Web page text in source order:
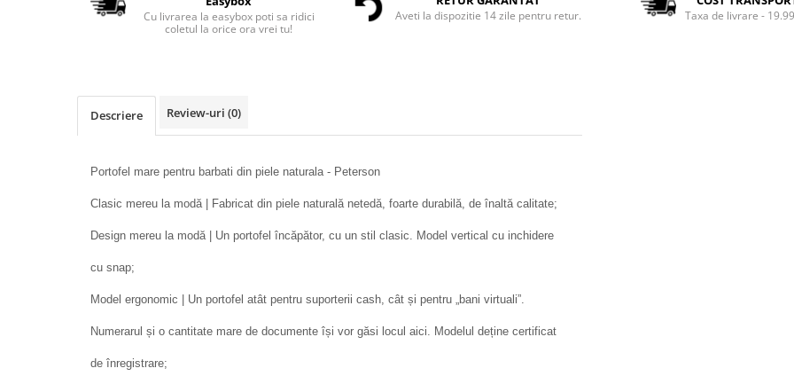
Cu livrarea la easybox poti sa ridici
coletul la orice ora vrei tu!
Aveti la dispozitie 14 zile pentru retur. Taxa de livrare -
Descriere Review-uri (0)
Portofel mare pentru barbati din piele naturala - Peterson
Clasic mereu la modă | Fabricat din piele naturală netedă, foarte durabilă, de înaltă calitate;
Design mereu la modă | Un portofel încăpător, cu un stil clasic. Model vertical cu inchidere
cu snap;
Model ergonomic | Un portofel atât pentru suporterii cash, cât și pentru „bani virtuali”.
Numerarul și o cantitate mare de documente își vor găsi locul aici. Modelul deține certificat
de înregistrare;